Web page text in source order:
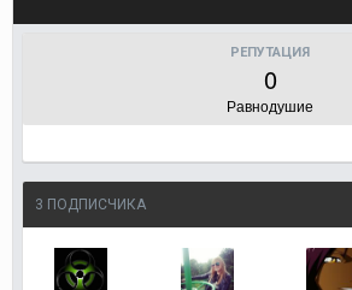
РЕПУТАЦИЯ
0
Равнодушие
3 ПОДПИСЧИКА